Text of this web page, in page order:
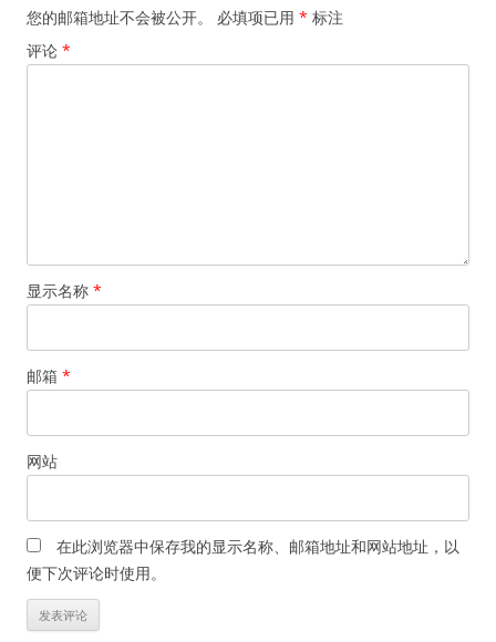
您的邮箱地址不会被公开。 必填项已用 * 标注
评论 *
显示名称 *
邮箱 *
网站
在此浏览器中保存我的显示名称、邮箱地址和网站地址，以
便下次评论时使用。